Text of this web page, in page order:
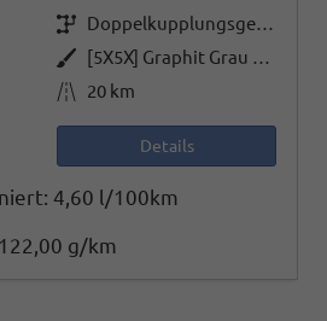
Getriebe
Doppelkupplungsgetriebe (DSG)
Außenfarbe
[5X5X] Graphit Grau Metallic
Kilometerstand 20 km
Details
4,60 l/100km
122,00 g/km